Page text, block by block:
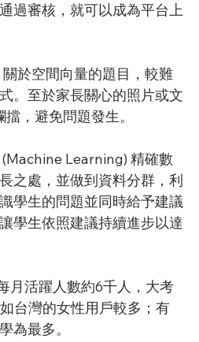
過審核，就可以成為平台上
於空間向量的題目，較難
。至於家長關心的照片或文
，避免問題發生。
Learning) 精確數
之處，並做到資料分群，利
學生的問題並同時給予建議
學生依照建議持續進步以達
月活躍人數約6千人，大考
台灣的女性用戶較多；有
為最多。